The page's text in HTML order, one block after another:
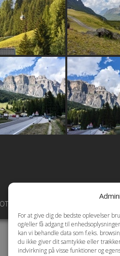
For at give dig de bedste oplevelser
og/eller få adgang til
kan vi behandle data som f.eks.
du ikke giver dit samtykke eller
indvirkning på visse funktioner og
·